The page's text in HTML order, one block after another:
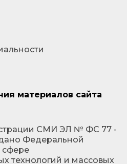
материалов сайта
СМИ ЭЛ № ФС 77 -
Федеральной
сфере
технологий и массовых